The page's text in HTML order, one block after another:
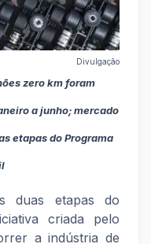
Divulgação
zero km foram
a junho; mercado
etapas do Programa
duas etapas do
criada pelo
a indústria de